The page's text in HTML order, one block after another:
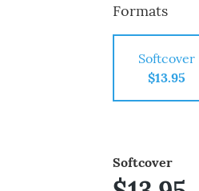
Formats
Softcover
$13.95
Softcover